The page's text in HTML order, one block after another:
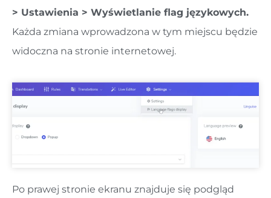
> Ustawienia > Wyświetlanie flag językowych.
Każda zmiana wprowadzona w tym miejscu będzie
widoczna na stronie internetowej.
Po prawej stronie ekranu znajduje się podgląd